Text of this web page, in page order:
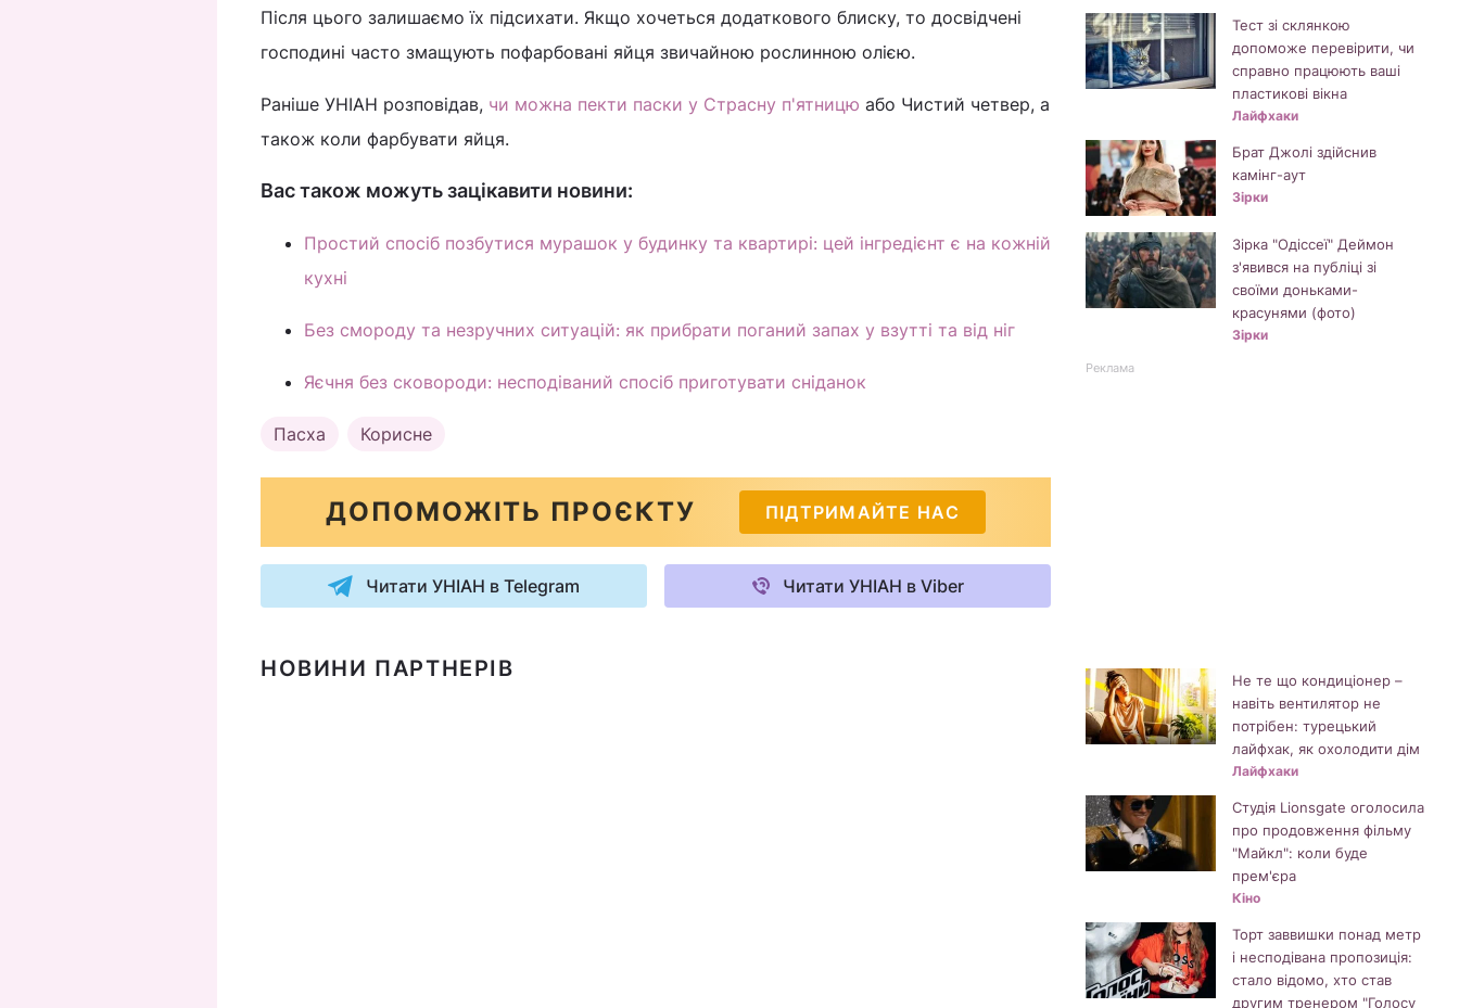
Після цього залишаємо їх підсихати. Якщо хочеться додаткового блиску, то досвідчені
господині часто змащують пофарбовані яйця звичайною рослинною олією.
Раніше УНІАН розповідав, чи можна пекти паски у Страсну п'ятницю або Чистий четвер, а
також коли фарбувати яйця.
Вас також можуть зацікавити новини:
Простий спосіб позбутися мурашок у будинку та квартирі: цей інгредієнт є на кожній
кухні
Без смороду та незручних ситуацій: як прибрати поганий запах у взутті та від ніг
Яєчня без сковороди: несподіваний спосіб приготувати сніданок
Пасха Корисне
ДОПОМОЖІТЬ ПРОЄКТУ ПІДТРИМАЙТЕ НАС
Читати УНІАН в Telegram Читати УНІАН в Viber
НОВИНИ ПАРТНЕРІВ
Тест зі склянкою
допоможе перевірити, чи
справно працюють ваші
пластикові вікна
Лайфхаки
Брат Джолі здійснив
камінг-аут
Зірки
Зірка "Одіссеї" Деймон
з'явився на публіці зі
своїми доньками-
красунями (фото)
Зірки
Реклама
Не те що кондиціонер –
навіть вентилятор не
потрібен: турецький
лайфхак, як охолодити дім
Лайфхаки
Студія Lionsgate оголосила
про продовження фільму
"Майкл": коли буде
прем'єра
Кіно
Торт заввишки понад метр
і несподівана пропозиція:
стало відомо, хто став
другим тренером "Голосу